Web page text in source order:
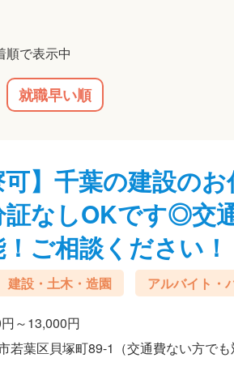
順で表示中
就職早い順
可】千葉の建設の
証なしOKです◎交
ご相談ください！
建設・土木・造園 アルバイト・
～13,000円
若葉区貝塚町89-1（交通費ない方で